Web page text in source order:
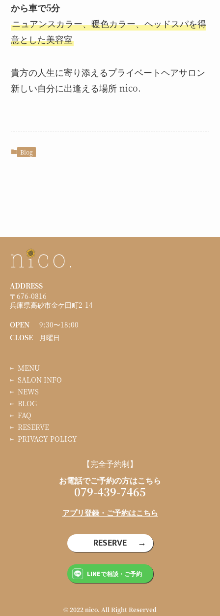
から車で5分
ニュアンスカラー、暖色カラー、ヘッドスパを得
意とした美容室
貴方の人生に寄り添えるプライベートヘアサロン
新しい自分に出逢える場所 nico.
Blog
ADDRESS
〒676-0816
兵庫県高砂市金ケ田町2-14
OPEN
9:30〜18:00
CLOSE
月曜日
MENU
SALON INFO
NEWS
BLOG
FAQ
RESERVE
PRIVACY POLICY
【完全予約制】
お電話でご予約の方はこちら
079-439-7465
アプリ登録・ご予約はこちら
RESERVE
LINEで相談・ご予約
© 2022 nico. All Right Reserved